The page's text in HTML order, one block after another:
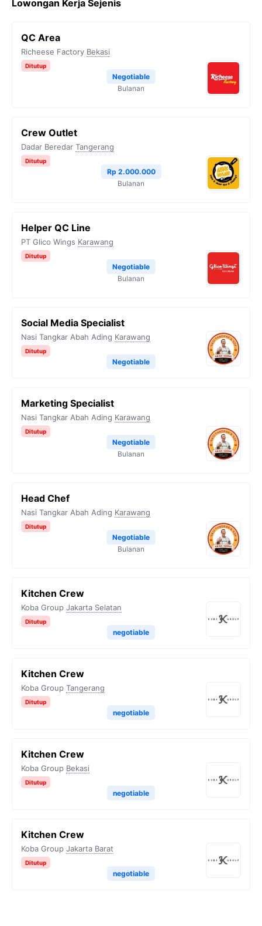
Lowongan Kerja Sejenis
QC Area
Richeese Factory Bekasi
Ditutup
Negotiable
Bulanan
Crew Outlet
Dadar Beredar Tangerang
Ditutup
Rp 2.000.000
Bulanan
Helper QC Line
PT Glico Wings Karawang
Ditutup
Negotiable
Bulanan
Social Media Specialist
Nasi Tangkar Abah Ading Karawang
Ditutup
Negotiable
Marketing Specialist
Nasi Tangkar Abah Ading Karawang
Ditutup
Negotiable
Bulanan
Head Chef
Nasi Tangkar Abah Ading Karawang
Ditutup
Negotiable
Bulanan
Kitchen Crew
Koba Group Jakarta Selatan
Ditutup
negotiable
Kitchen Crew
Koba Group Tangerang
Ditutup
negotiable
Kitchen Crew
Koba Group Bekasi
Ditutup
negotiable
Kitchen Crew
Koba Group Jakarta Barat
Ditutup
negotiable